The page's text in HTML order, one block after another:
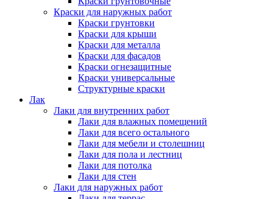
Краски для наружных работ
Краски грунтовки
Краски для крыши
Краски для металла
Краски для фасадов
Краски огнезащитные
Краски универсальные
Структурные краски
Лак
Лаки для внутренних работ
Лаки для влажных помещений
Лаки для всего остального
Лаки для мебели и столешниц
Лаки для пола и лестниц
Лаки для потолка
Лаки для стен
Лаки для наружных работ